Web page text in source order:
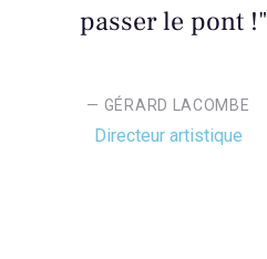
passer le pont !"
— GÉRARD LACOMBE
Directeur artistique